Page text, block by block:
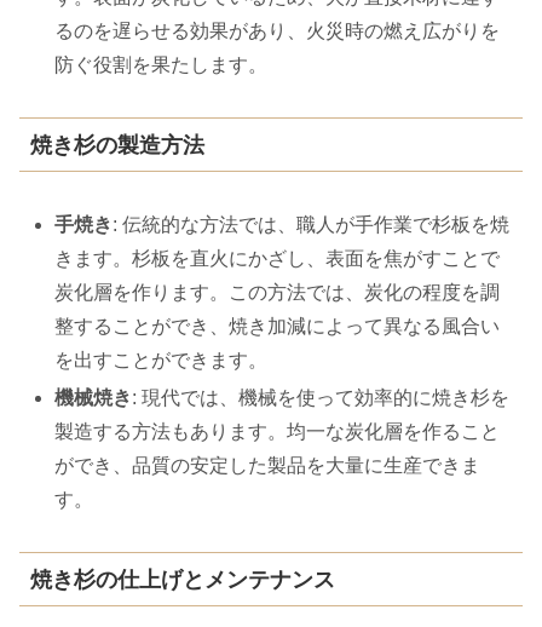
るのを遅らせる効果があり、火災時の燃え広がりを
防ぐ役割を果たします。
焼き杉の製造方法
手焼き: 伝統的な方法では、職人が手作業で杉板を焼
きます。杉板を直火にかざし、表面を焦がすことで
炭化層を作ります。この方法では、炭化の程度を調
整することができ、焼き加減によって異なる風合い
を出すことができます。
機械焼き: 現代では、機械を使って効率的に焼き杉を
製造する方法もあります。均一な炭化層を作ること
ができ、品質の安定した製品を大量に生産できま
す。
焼き杉の仕上げとメンテナンス